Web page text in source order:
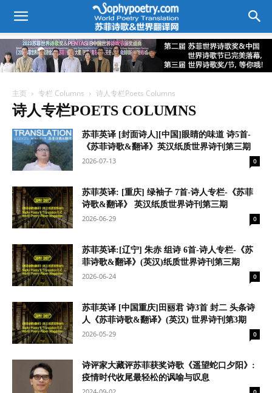
主页 专栏 Columns 诗人专栏Poets Columns
诗人专栏POETS COLUMNS
苏菲英译 [封面诗人][中国]眼睛的味道 诗5首-
《苏菲诗歌&翻译》英汉纸质世界诗刊第三期
2026-07-13
0
苏菲英译: [重庆] 绿袖子 7首-诗人专栏-《苏菲
诗歌&翻译》 英汉纸质世界诗刊第三期
2026-06-29
0
苏菲英译:[辽宁] 朱赤 组诗 6首-诗人专栏-《苏
菲诗歌&翻译》(英汉)纸质世界诗刊第三期
2026-06-24
0
苏菲英译 [中国重庆]田丽君 诗3首 封二 头条诗
人《苏菲诗歌&翻译》(英汉) 世界诗刊第3期
2026-05-29
0
诗评家大藏评苏菲获奖诗歌《遥望蛇口夕阳》:
疫情时代收尾最轻松的讽喻与叹息